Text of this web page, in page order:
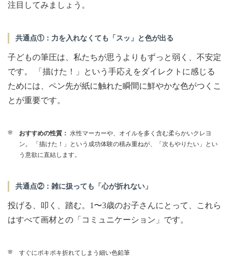
注目してみましょう。
共通点①：力を入れなくても「スッ」と色が出る
子どもの筆圧は、私たちが思うよりもずっと弱く、不安定
です。 「描けた！」という手応えをダイレクトに感じる
ためには、ペン先が紙に触れた瞬間に鮮やかな色がつくこ
とが重要です。
おすすめの性質： 水性マーカーや、オイルを多く含む柔らかいクレヨ
ン。 「描けた！」という成功体験の積み重ねが、「次もやりたい」とい
う意欲に直結します。
共通点②：雑に扱っても「心が折れない」
投げる、叩く、踏む。1〜3歳のお子さんにとって、これら
はすべて画材との「コミュニケーション」です。
すぐにポキポキ折れてしまう細い色鉛筆